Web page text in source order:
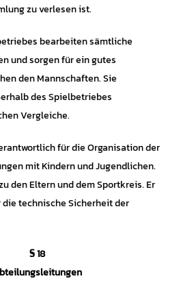
zu verlesen ist.
bearbeiten sämtliche
und sorgen für ein gutes
den Mannschaften. Sie
des Spielbetriebes
Vergleiche.
für die Organisation der
mit Kindern und Jugendlichen.
den Eltern und dem Sportkreis. Er
technische Sicherheit der
§ 18